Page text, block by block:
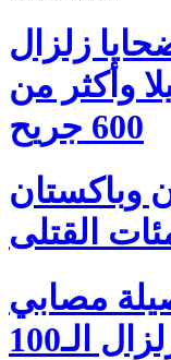
زلزال
إلى 950 قتيلا وأكثر من
600 جريح
وباكستان
القتلى
مصابي
الـ100